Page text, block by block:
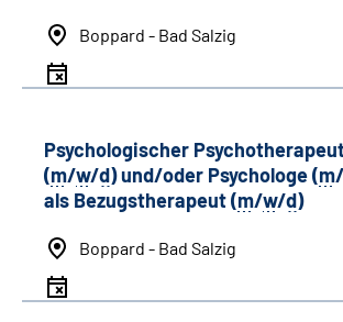
Boppard - Bad Salzig
Psychologischer
(m/w/d) und/oder Psychologe (m/
als Bezugstherapeut (m/w/d)
Boppard - Bad Salzig